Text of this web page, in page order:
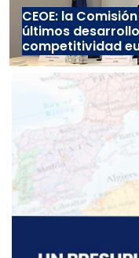
CEOE: la
últimos
competitividad